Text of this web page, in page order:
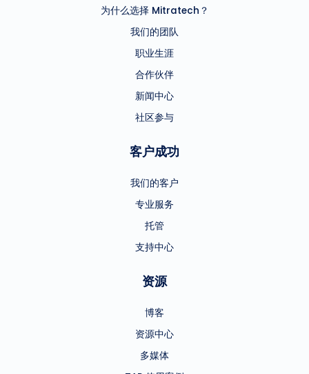
为什么选择 Mitratech？
我们的团队
职业生涯
合作伙伴
新闻中心
社区参与
客户成功
我们的客户
专业服务
托管
支持中心
资源
博客
资源中心
多媒体